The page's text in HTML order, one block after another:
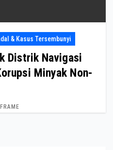
& Kasus Tersembunyi
Distrik Navigasi
Minyak Non-